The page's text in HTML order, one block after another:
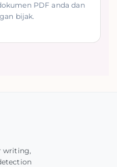
PDF anda dan
bijak.
writing,